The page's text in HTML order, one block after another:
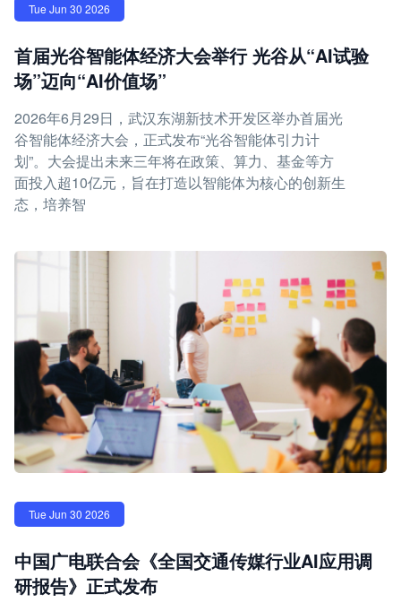
Tue Jun 30 2026
首届光谷智能体经济大会举行 光谷从“AI试验
场”迈向“AI价值场”
2026年6月29日，武汉东湖新技术开发区举办首届光
谷智能体经济大会，正式发布“光谷智能体引力计
划”。大会提出未来三年将在政策、算力、基金等方
面投入超10亿元，旨在打造以智能体为核心的创新生
态，培养智
Tue Jun 30 2026
中国广电联合会《全国交通传媒行业AI应用调
研报告》正式发布